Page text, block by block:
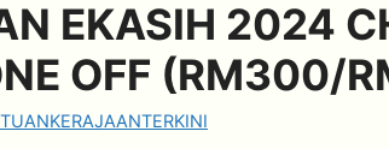
EKASIH 2024
OFF (RM300/